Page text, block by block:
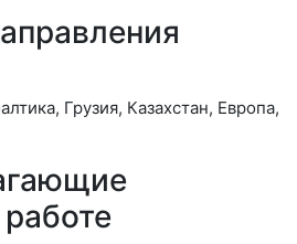
Грузия, Казахстан, Европа,